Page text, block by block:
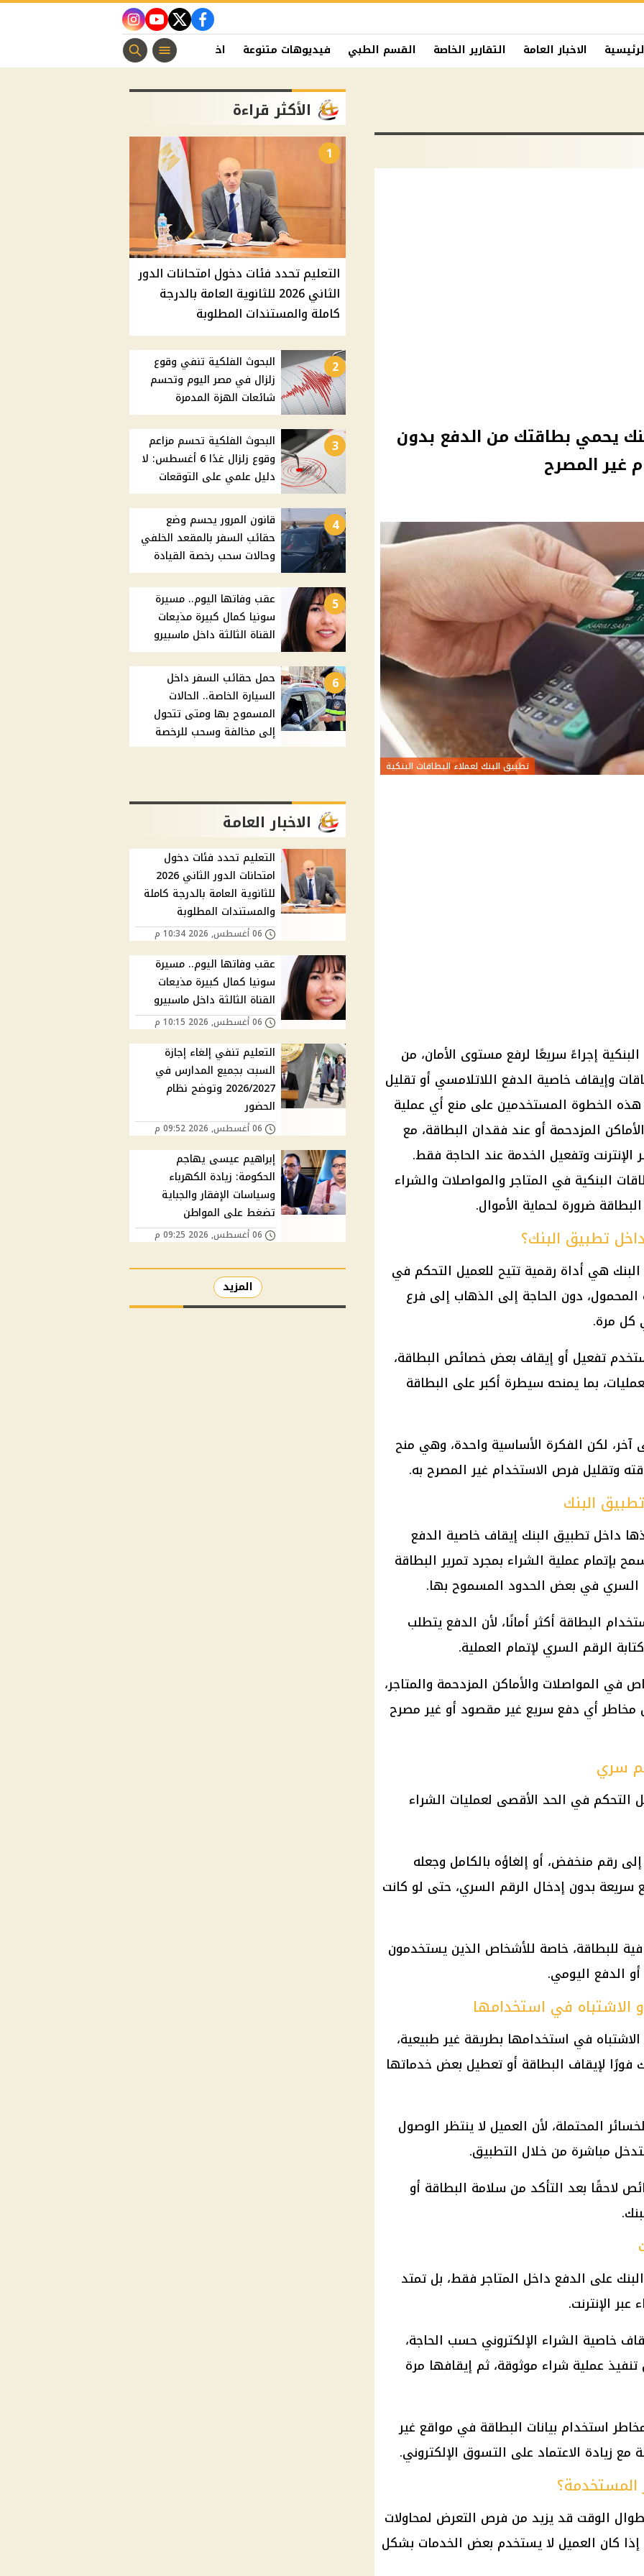
facebook
twitter
youtube
instagram
الاخبار العامة التقارير الخاصة القسم الطبي فيديوهات متنوعة اخبار الفن منوعات مسيحية
يحمي بطاقتك من الدفع بدون
غير المصرح
تطبيق البنك لعملاء البطاقات البنكية
إجراءً سريعًا لرفع مستوى الأمان، من
وإيقاف خاصية الدفع اللاتلامسي أو تقليل
الخطوة المستخدمين على منع أي عملية
المزدحمة أو عند فقدان البطاقة، مع
الإنترنت وتفعيل الخدمة عند الحاجة فقط.
البنكية في المتاجر والمواصلات والشراء
ضرورة لحماية الأموال.
تطبيق البنك؟
هي أداة رقمية تتيح للعميل التحكم في
دون الحاجة إلى الذهاب إلى فرع
كل مرة.
تفعيل أو إيقاف بعض خصائص البطاقة،
بما يمنحه سيطرة أكبر على البطاقة
لكن الفكرة الأساسية واحدة، وهي منح
وتقليل فرص الاستخدام غير المصرح به.
البنك
داخل تطبيق البنك إيقاف خاصية الدفع
بإتمام عملية الشراء بمجرد تمرير البطاقة
السري في بعض الحدود المسموح بها.
البطاقة أكثر أمانًا، لأن الدفع يتطلب
الرقم السري لإتمام العملية.
المواصلات والأماكن المزدحمة والمتاجر،
أي دفع سريع غير مقصود أو غير مصرح
سري
التحكم في الحد الأقصى لعمليات الشراء
رقم منخفض، أو إلغاؤه بالكامل وجعله
سريعة بدون إدخال الرقم السري، حتى لو كانت
للبطاقة، خاصة للأشخاص الذين يستخدمون
الدفع اليومي.
الاشتباه في استخدامها
في استخدامها بطريقة غير طبيعية،
فورًا لإيقاف البطاقة أو تعطيل بعض خدماتها
المحتملة، لأن العميل لا ينتظر الوصول
مباشرة من خلال التطبيق.
لاحقًا بعد التأكد من سلامة البطاقة أو
على الدفع داخل المتاجر فقط، بل تمتد
الإنترنت.
خاصية الشراء الإلكتروني حسب الحاجة،
عملية شراء موثوقة، ثم إيقافها مرة
استخدام بيانات البطاقة في مواقع غير
زيادة الاعتماد على التسوق الإلكتروني.
المستخدمة؟
الوقت قد يزيد من فرص التعرض لمحاولات
كان العميل لا يستخدم بعض الخدمات بشكل
الأكثر قراءة
1
التعليم تحدد فئات دخول امتحانات الدور
الثاني 2026 للثانوية العامة بالدرجة
كاملة والمستندات المطلوبة
2
البحوث الفلكية تنفي وقوع
زلزال في مصر اليوم وتحسم
شائعات الهزة المدمرة
3
البحوث الفلكية تحسم مزاعم
وقوع زلزال غدًا 6 أغسطس: لا
دليل علمي على التوقعات
4
قانون المرور يحسم وضع
حقائب السفر بالمقعد الخلفي
وحالات سحب رخصة القيادة
5
عقب وفاتها اليوم.. مسيرة
سونيا كمال كبيرة مذيعات
القناة الثالثة داخل ماسبيرو
6
حمل حقائب السفر داخل
السيارة الخاصة.. الحالات
المسموح بها ومتى تتحول
إلى مخالفة وسحب للرخصة
الاخبار العامة
التعليم تحدد فئات دخول
امتحانات الدور الثاني 2026
للثانوية العامة بالدرجة كاملة
والمستندات المطلوبة
06 أغسطس, 2026 10:34 م
عقب وفاتها اليوم.. مسيرة
سونيا كمال كبيرة مذيعات
القناة الثالثة داخل ماسبيرو
06 أغسطس, 2026 10:15 م
التعليم تنفي إلغاء إجازة
السبت بجميع المدارس في
2026/2027 وتوضح نظام
الحضور
06 أغسطس, 2026 09:52 م
إبراهيم عيسى يهاجم
الحكومة: زيادة الكهرباء
وسياسات الإفقار والجباية
تضغط على المواطن
06 أغسطس, 2026 09:25 م
المزيد